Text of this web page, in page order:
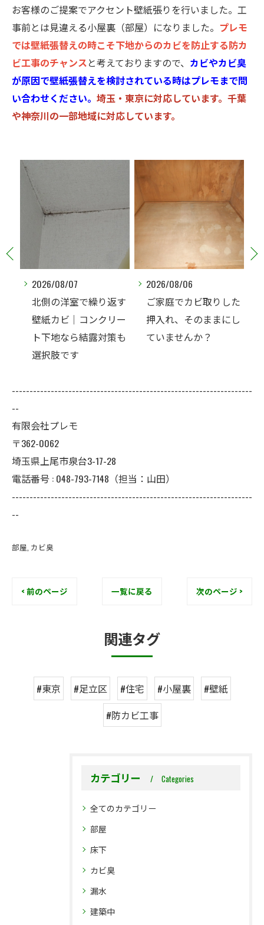
お客様のご提案でアクセント壁紙張りを行いました。工
事前とは見違える小屋裏（部屋）になりました。 プレモ
では壁紙張替えの時こそ下地からのカビを防止する防カ
ビ工事のチャンスと考えておりますので、 カビやカビ臭
が原因で壁紙張替えを検討されている時はプレモまで問
い合わせください。 埼玉・東京に対応しています。千葉
や神奈川の一部地域に対応しています。
2026/08/07
北側の洋室で繰り返す
壁紙カビ｜コンクリー
ト下地なら結露対策も
選択肢です
2026/08/06
ご家庭でカビ取りした
押入れ、そのままにし
ていませんか？
--------------------------------------------------------------------
--
有限会社プレモ
〒362-0062
埼玉県上尾市泉台3-17-28
電話番号 : 048-793-7148（担当：山田）
--------------------------------------------------------------------
--
部屋 カビ臭
< 前のページ 一覧に戻る 次のページ >
関連タグ
#東京 #足立区 #住宅 #小屋裏
#壁紙
#防カビ工事
カテゴリー Categories
全てのカテゴリー
部屋
床下
カビ臭
漏水
建築中